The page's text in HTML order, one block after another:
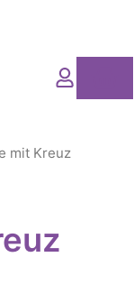
mit Kreuz